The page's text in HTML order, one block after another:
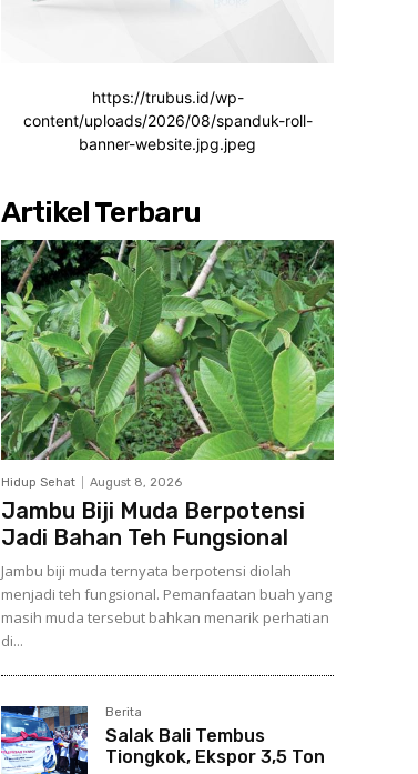
https://trubus.id/wp-
content/uploads/2026/08/spanduk-roll-
banner-website.jpg.jpeg
Artikel Terbaru
Hidup Sehat August 8, 2026
Jambu Biji Muda Berpotensi
Jadi Bahan Teh Fungsional
Jambu biji muda ternyata berpotensi diolah
menjadi teh fungsional. Pemanfaatan buah yang
masih muda tersebut bahkan menarik perhatian
di...
Berita
Salak Bali Tembus
Tiongkok, Ekspor 3,5 Ton